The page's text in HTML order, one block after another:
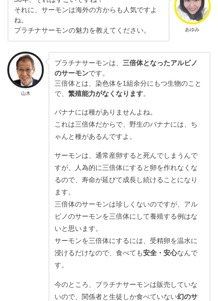
あゆみ
それに、サーモンは海外の方からも人気ですよ
ね。
プラチナサーモンの魅力を教えてください。
山木
プラチナサーモンは、三倍体となったアルビノ
のサーモンです。
三倍体とは、染色体を1組余分にもつ生物のこと
で、繁殖能力がなくなります。
バナナには種がありませんよね。
これは三倍体だからで、野生のバナナには、ち
ゃんと種があるんですよ。
サーモンは、通常産卵すると死んでしまうんで
すが、人為的に三倍体にすると卵を作れなくな
るので、寿命が延びて成長し続けることになり
ます。
三倍体のサーモンは珍しくないのですが、アル
ビノのサーモンを三倍体にして養殖する例はな
いと思います。
サーモンを三倍体にするには、受精卵を温水に
浸けるだけなので、食べても安全・安心なんで
す。
今のところ、プラチナサーモンは販売していな
いので、関係者と生徒しか食べていない幻のサ